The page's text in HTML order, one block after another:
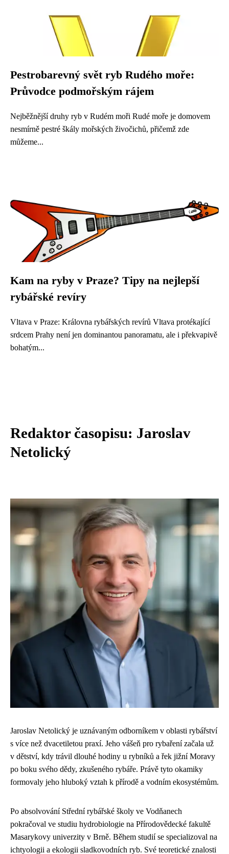
Pestrobarevný svět ryb Rudého moře:
Průvodce podmořským rájem
Nejběžnější druhy ryb v Rudém moři Rudé moře je domovem
nesmírně pestré škály mořských živočichů, přičemž zde
můžeme...
Kam na ryby v Praze? Tipy na nejlepší
rybářské revíry
Vltava v Praze: Královna rybářských revírů Vltava protékající
srdcem Prahy není jen dominantou panoramatu, ale i překvapivě
bohatým...
Redaktor časopisu: Jaroslav
Netolický
Jaroslav Netolický je uznávaným odborníkem v oblasti rybářství
s více než dvacetiletou praxí. Jeho vášeň pro rybaření začala už
v dětství, kdy trávil dlouhé hodiny u rybníků a řek jižní Moravy
po boku svého dědy, zkušeného rybáře. Právě tyto okamiky
formovaly jeho hluboký vztah k přírodě a vodním ekosystémům.
Po absolvování Střední rybářské školy ve Vodňanech
pokračoval ve studiu hydrobiologie na Přírodovědecké fakultě
Masarykovy univerzity v Brně. Během studií se specializoval na
ichtyologii a ekologii sladkovodních ryb. Své teoretické znalosti